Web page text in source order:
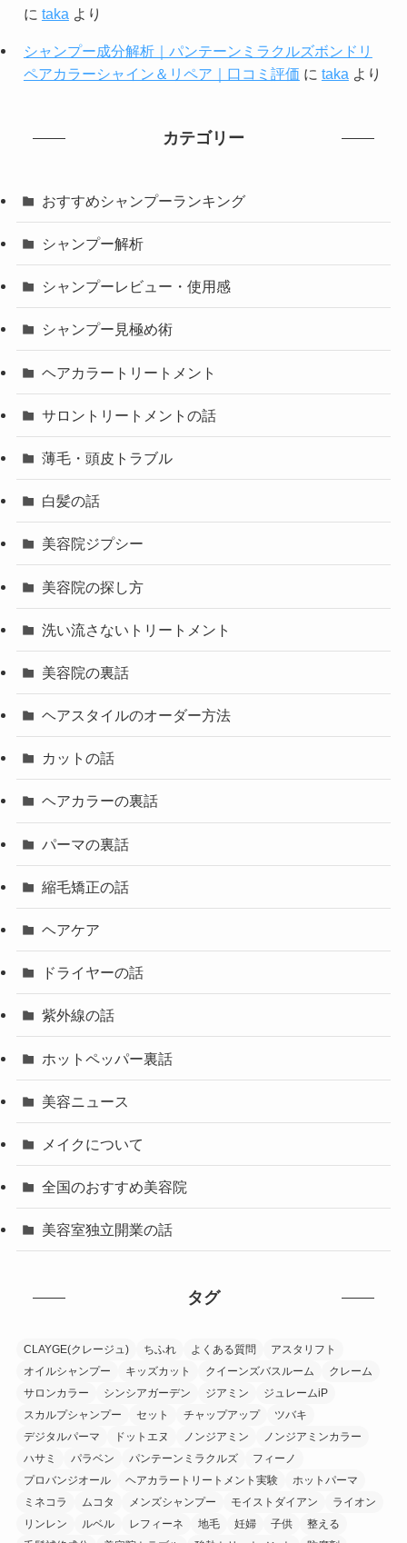
に taka より
シャンプー成分解析｜パンテーンミラクルズボンドリ
ペアカラーシャイン＆リペア｜口コミ評価 に taka より
カテゴリー
おすすめシャンプーランキング
シャンプー解析
シャンプーレビュー・使用感
シャンプー見極め術
ヘアカラートリートメント
サロントリートメントの話
薄毛・頭皮トラブル
白髪の話
美容院ジプシー
美容院の探し方
洗い流さないトリートメント
美容院の裏話
ヘアスタイルのオーダー方法
カットの話
ヘアカラーの裏話
パーマの裏話
縮毛矯正の話
ヘアケア
ドライヤーの話
紫外線の話
ホットペッパー裏話
美容ニュース
メイクについて
全国のおすすめ美容院
美容室独立開業の話
タグ
CLAYGE(クレージュ) ちふれ よくある質問
アスタリフト
オイルシャンプー
キッズカット クイーンズバスルーム
クレーム
サロンカラー
シンシアガーデン ジアミン
ジュレームiP
スカルプシャンプー
セット チャップアップ
ツバキ
デジタルパーマ
ドットエヌ ノンジアミン
ノンジアミンカラー
ハサミ
パラベン パンテーンミラクルズ
フィーノ
プロバンジオール
ヘアカラートリートメント実験
ホットパーマ
ミネコラ
ムコタ メンズシャンプー モイストダイアン
ライオン
リンレン
ルベル レフィーネ 地毛 妊婦 子供
整える